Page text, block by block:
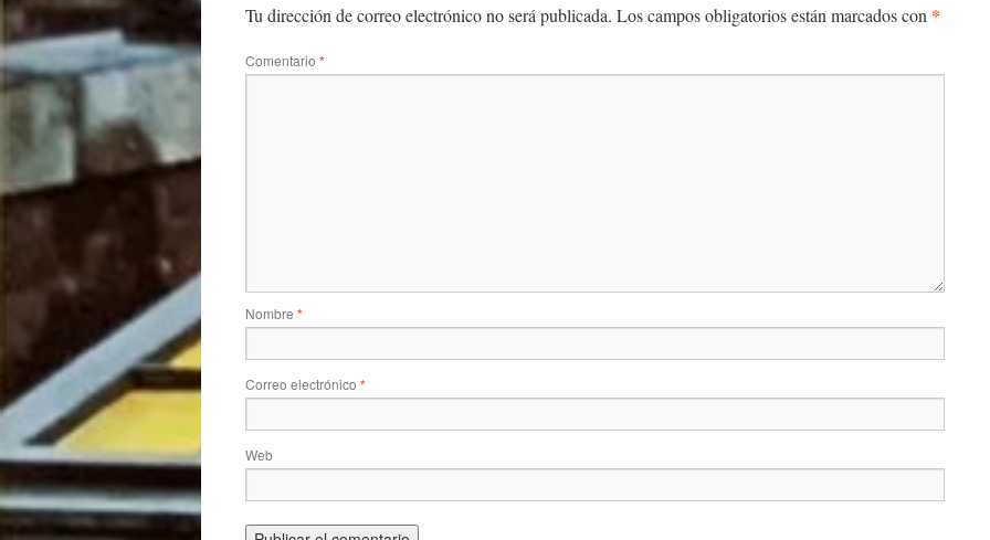
Tu dirección de correo electrónico no será publicada. Los campos obligatorios están marcados con *
Comentario *
Nombre *
Correo electrónico *
Web